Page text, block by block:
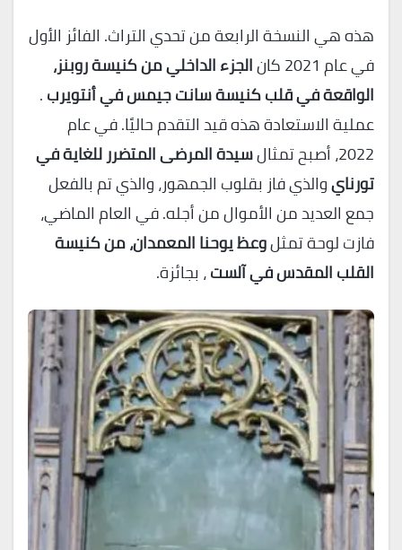
هذه هي النسخة الرابعة من تحدي التراث. الفائز الأول
في عام 2021 كان
الجزء الداخلي من كنيسة روبنز،
الواقعة في قلب كنيسة سانت جيمس في أنتويرب.
عملية الاستعادة هذه قيد التقدم حاليًا. في عام
2022، أصبح تمثال
سيدة المرضى المتضرر للغاية في
تورنايوالذي فاز بقلوب الجمهور، والذي تم بالفعل
جمع العديد من الأموال من أجله. في العام الماضي،
فازت لوحة تمثلوعظ يوحنا المعمدان، من كنيسة
القلب المقدس في آلست، بجائزة.